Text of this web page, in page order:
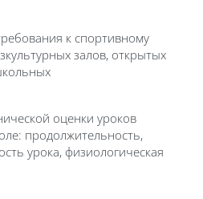
к спортивному
залов, открытых
оценки уроков
продолжительность,
урока, физиологическая